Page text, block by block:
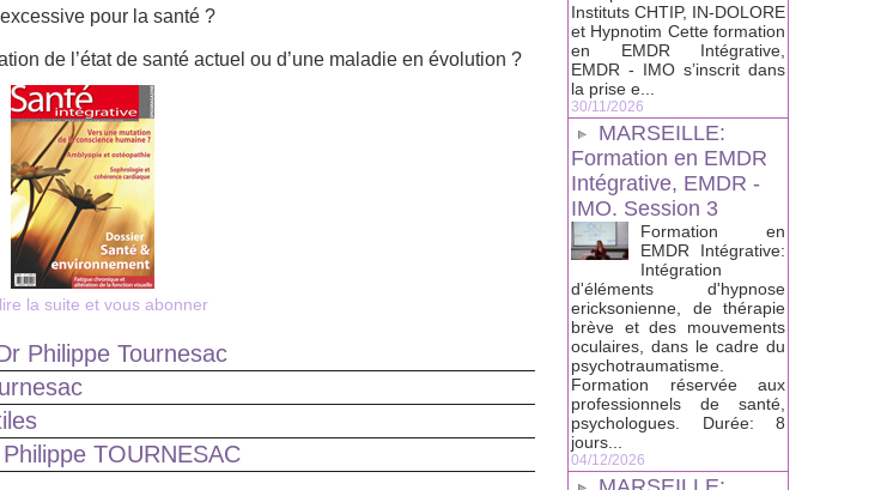
pour la santé ?
de l’état de santé actuel ou d’une maladie en évolution ?
la suite et vous abonner
Philippe Tournesac
TOURNESAC
Instituts CHTIP, IN-DOLORE
et Hypnotim Cette formation
en EMDR Intégrative,
EMDR - IMO s’inscrit dans
la prise e...
30/11/2026
MARSEILLE:
Formation en EMDR
Intégrative, EMDR -
IMO. Session 3
Formation en
EMDR Intégrative:
Intégration
d'éléments d'hypnose
ericksonienne, de thérapie
brève et des mouvements
oculaires, dans le cadre du
psychotraumatisme.
Formation réservée aux
professionnels de santé,
psychologues. Durée: 8
jours...
04/12/2026